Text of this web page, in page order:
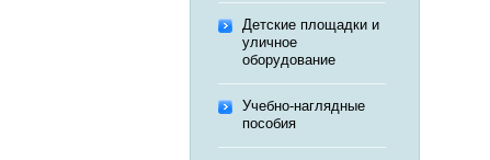
Детские площадки и
уличное
оборудование
Учебно-наглядные
пособия